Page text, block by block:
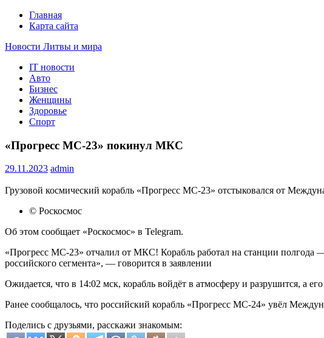
Главная
Карта сайта
Новости Литвы и мира
Свежие события и главные новости часа Литвы и мира на портале
IT новости
Авто
Бизнес
Женщины
Здоровье
Спорт
«Прогресс МС-23» покинул МКС
29.11.2023 admin
Грузовой космический корабль «Прогресс МС-23» отстыковался от
© Роскосмос
Об этом сообщает «Роскосмос» в Telegram.
«Прогресс МС-23» отчалил от МКС! Корабль работал на станции полгода
российского сегмента», — говорится в заявлении
Ожидается, что в 14:02 мск, корабль войдёт в атмосферу и разрушится, а
Ранее сообщалось, что российский корабль «Прогресс МС-24» увёл
Поделись с друзьями, расскажи знакомым: